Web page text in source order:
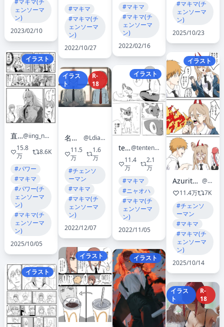
ェンソーマ
ン)
2023/02/10
イラスト
直衛
@iing_naoe
15.8
万
8.6K
#パワー
#マキマ
#パワー(チ
ェンソーマ
ン)
#マキマ(チ
ェンソーマ
ン)
2025/10/05
イラスト
#マキマ
#マキマ(チ
ェンソーマ
ン)
2022/10/27
イラス
ト
R-
18
名無し「自由」
@LdiaQjm43d1ZL9P
11.5
万
1.6
万
#チェンソ
ーマン
#マキマ
#マキマ(チ
ェンソーマ
ン)
2022/12/07
イラスト
#マキマ
#マキマ(チ
ェンソーマ
ン)
2022/02/16
イラスト
tenten
@tentenchan2525
11.4
万
2.1
万
#マキマ
#ニャオハ
#マキマ(チ
ェンソーマ
ン)
2022/11/05
イラスト
#マキマ(チ
ェンソーマ
ン)
2025/10/23
イラスト
Azurite@C107火曜東ミ-11a
@Azurite_13
11.4万
7K
#チェンソ
ーマン
#マキマ
#マキマ(チ
ェンソーマ
ン)
2025/10/14
イラス
ト
R-
18